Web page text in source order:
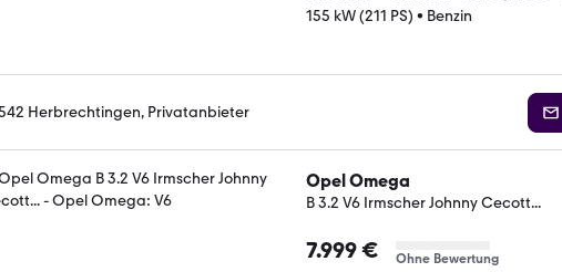
155 kW (211 PS) • Benzin
Herbrechtingen, Privatanbieter
Opel Omega
B 3.2 V6 Irmscher Johnny Cecott...
7.999 € Ohne Bewertung